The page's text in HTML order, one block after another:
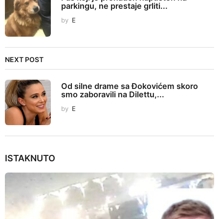
n
a
i
n
parkingu, ne prestaje grliti...
by E
NEXT POST
Od silne drame sa Đokovićem skoro
smo zaboravili na Dilettu,...
by E
ISTAKNUTO